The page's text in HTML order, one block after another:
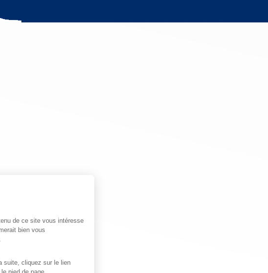
de ce site vous intéresse
bien vous
suite, cliquez sur le lien
pied de page.